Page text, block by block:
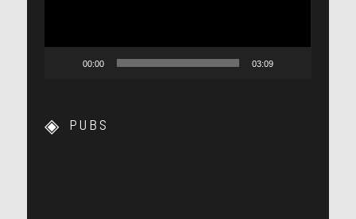
00:00 03:09
PUBS